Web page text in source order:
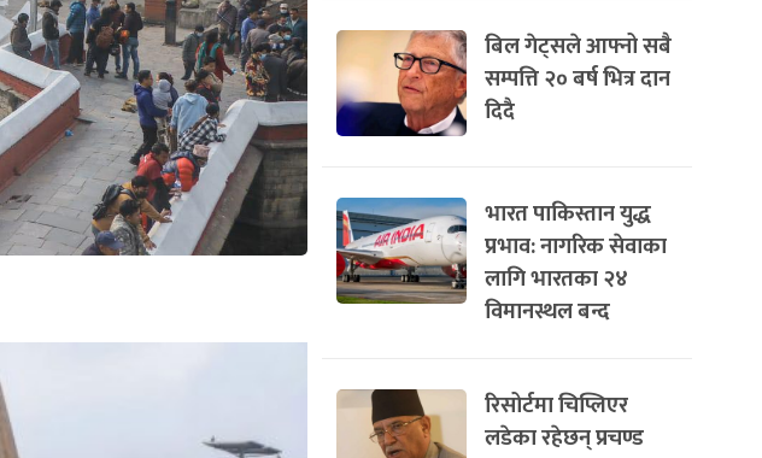
बिल गेट्सले आफ्नो सबै
सम्पत्ति २० बर्ष भित्र दान
दिदै
भारत पाकिस्तान युद्ध
प्रभाव: नागरिक सेवाका
लागि भारतका २४
विमानस्थल बन्द
रिसोर्टमा चिप्लिएर
लडेका रहेछन् प्रचण्ड